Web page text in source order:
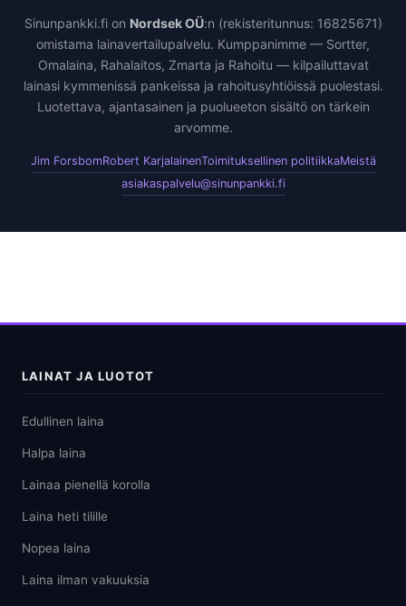
Sinunpankki.fi on Nordsek OÜ:n (rekisteritunnus: 16825671)
omistama lainavertailupalvelu. Kumppanimme — Sortter,
Omalaina, Rahalaitos, Zmarta ja Rahoitu — kilpailuttavat
lainasi kymmenissä pankeissa ja rahoitusyhtiöissä puolestasi.
Luotettava, ajantasainen ja puolueeton sisältö on tärkein
arvomme.
Jim ForsbomRobert KarjalainenToimituksellinen politiikkaMeistä
asiakaspalvelu@sinunpankki.fi
LAINAT JA LUOTOT
Edullinen laina
Halpa laina
Lainaa pienellä korolla
Laina heti tilille
Nopea laina
Laina ilman vakuuksia